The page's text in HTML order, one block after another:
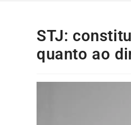
STJ:
quanto ao